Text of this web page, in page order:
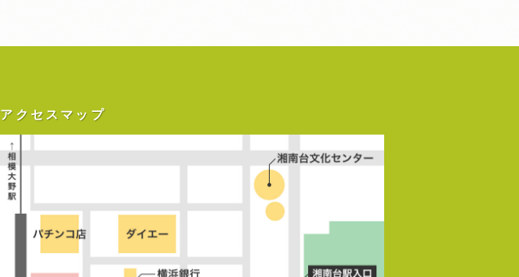
アクセスマップ